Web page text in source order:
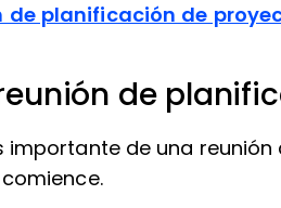
de planificación de
de
importante de una